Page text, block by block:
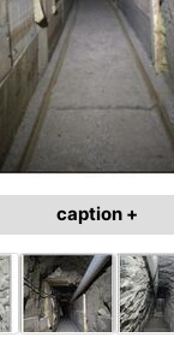
caption +